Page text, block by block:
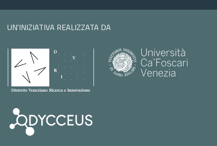
UN'INIZIATIVA REALIZZATA DA